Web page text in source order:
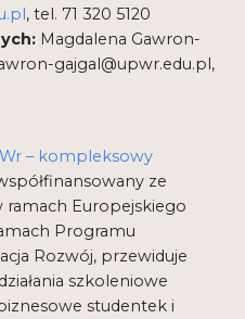
, tel. 71 320 5120
Magdalena Gawron-
gajgal@upwr.edu.pl,
– kompleksowy
ze
ramach Europejskiego
Programu
Rozwój, przewiduje
szkoleniowe
studentek i